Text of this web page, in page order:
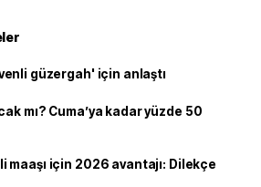
güzergah' için anlaştı
mı? Cuma’ya kadar yüzde 50
maaşı için 2026 avantajı: Dilekçe